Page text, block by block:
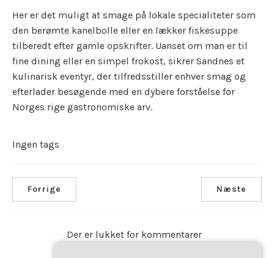
Her er det muligt at smage på lokale specialiteter som
den berømte kanelbolle eller en lækker fiskesuppe
tilberedt efter gamle opskrifter. Uanset om man er til
fine dining eller en simpel frokost, sikrer Sandnes et
kulinarisk eventyr, der tilfredsstiller enhver smag og
efterlader besøgende med en dybere forståelse for
Norges rige gastronomiske arv.
Ingen tags
Forrige Næste
Der er lukket for kommentarer